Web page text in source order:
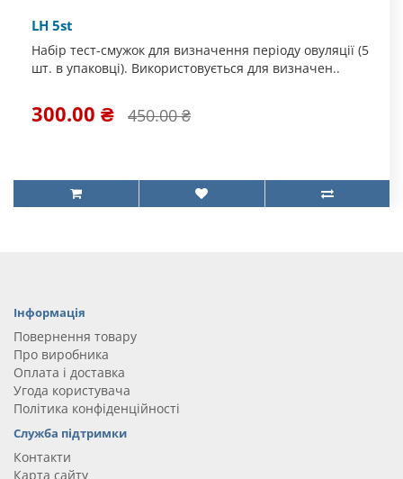
LH 5st
Набір тест-смужок для визначення періоду овуляції (5
шт. в упаковці). Використовується для визначен..
300.00 ₴ 450.00 ₴
Інформація
Повернення товару
Про виробника
Оплата і доставка
Угода користувача
Політика конфіденційності
Служба підтримки
Контакти
Карта сайту